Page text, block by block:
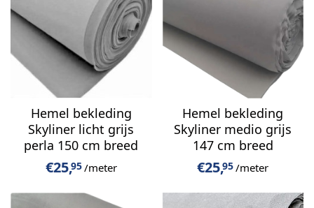
Hemel bekleding
Skyliner licht grijs
perla 150 cm breed
€25,95/meter
Hemel bekleding
Skyliner medio grijs
147 cm breed
€25,95/meter